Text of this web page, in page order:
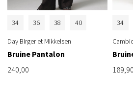
34 36 38 40
Day Birger et Mikkelsen
Bruine Pantalon
240,00
34
189,90